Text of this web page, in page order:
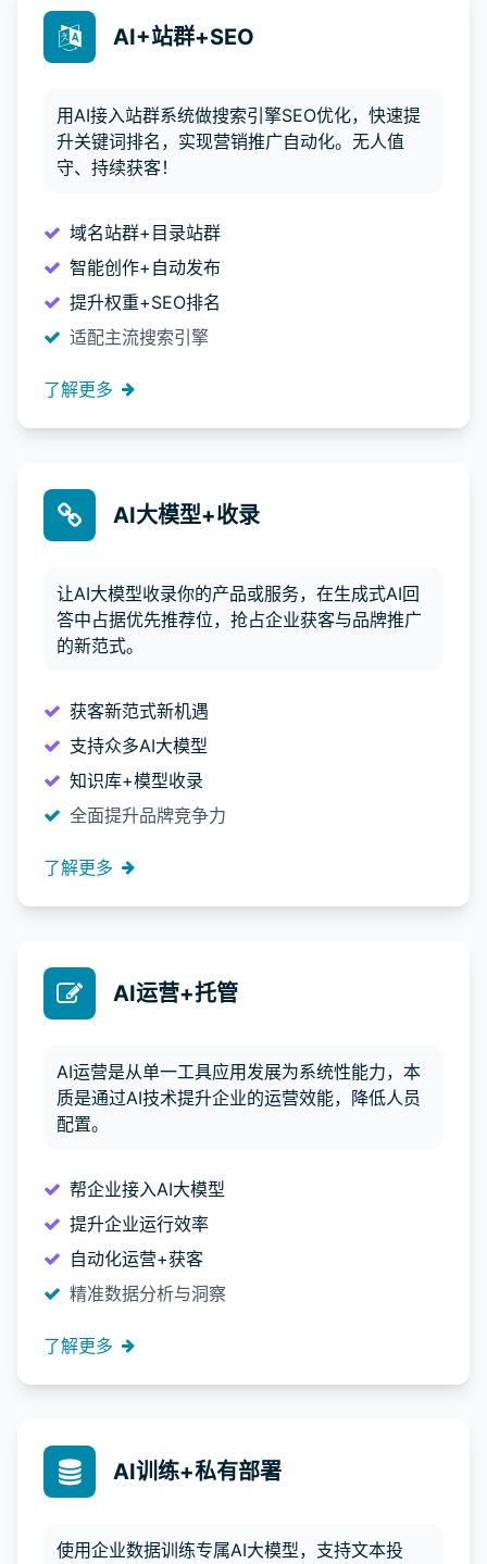
AI+站群+SEO
用AI接入站群系统做搜索引擎SEO优化，快速提
升关键词排名，实现营销推广自动化。无人值
守、持续获客！
域名站群+目录站群
智能创作+自动发布
提升权重+SEO排名
适配主流搜索引擎
了解更多
AI大模型+收录
让AI大模型收录你的产品或服务，在生成式AI回
答中占据优先推荐位，抢占企业获客与品牌推广
的新范式。
获客新范式新机遇
支持众多AI大模型
知识库+模型收录
全面提升品牌竞争力
了解更多
AI运营+托管
AI运营是从单一工具应用发展为系统性能力，本
质是通过AI技术提升企业的运营效能，降低人员
配置。
帮企业接入AI大模型
提升企业运行效率
自动化运营+获客
精准数据分析与洞察
了解更多
AI训练+私有部署
使用企业数据训练专属AI大模型，支持文本投